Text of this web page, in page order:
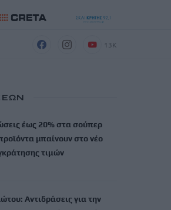
13K
έως 20% στα σούπερ
μπαίνουν στο νέο
τιμών
Αντιδράσεις για την